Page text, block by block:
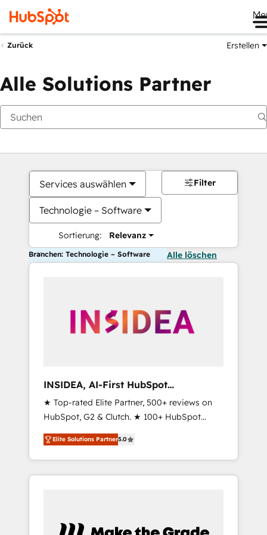
Zurück Erstellen
Alle Solutions Partner
Services auswählen
Technologie – Software
Sortierung: Relevanz
Filter
Branchen: Technologie – Software Alle löschen
INSIDEA, AI-First HubSpot
Onboarding & RevOps
★ Top-rated Elite Partner, 500+ reviews on
HubSpot, G2 & Clutch. ★ 100+ HubSpot
Certified Experts & Trainers across the team
★ 1,500+ implementations across five
continents ★ AI-First, RevOps-led,
Onboarding obsessed ★ Company of the
data, and build AI-powered workflows that
Elite Solutions Partner5.0